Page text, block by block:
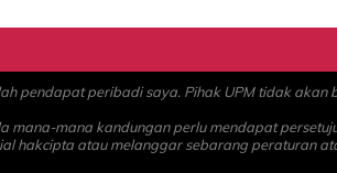
pendapat peribadi saya. Pihak UPM tidak
mana-mana kandungan perlu mendapat
hakcipta atau melanggar sebarang peraturan